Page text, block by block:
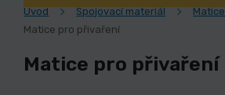
Úvod
Spojovací materiál
Matice
Matice pro přivaření
Matice pro přivaření